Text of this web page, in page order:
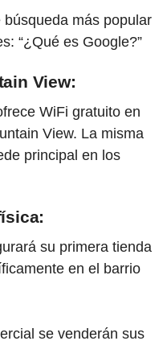
más popular
“¿Qué es Google?”
View:
WiFi gratuito en
View. La misma
principal en los
su primera tienda
en el barrio
se venderán sus